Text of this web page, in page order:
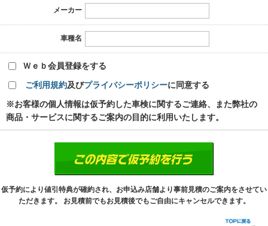
メーカー
車種名
Ｗｅｂ会員登録をする
ご利用規約及びプライバシーポリシーに同意する
※お客様の個人情報は仮予約した車検に関するご連絡、また弊社の
商品・サービスに関するご案内の目的に利用いたします。
仮予約により値引特典が確約され、お申込み店舗より事前見積のご案内をさせてい
ただきます。 お見積前でもお見積後でもご自由にキャンセルできます。